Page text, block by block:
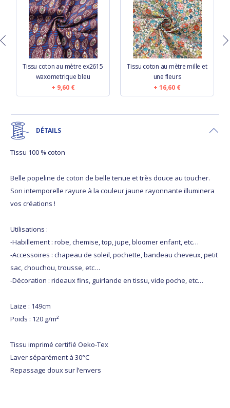
Tissu coton au mètre ex2615
waxometrique bleu
9,60 €
Tissu coton au mètre mille et
une fleurs
16,60 €
DÉTAILS
Tissu 100 % coton
Belle popeline de coton de belle tenue et très douce au toucher.
Son intemporelle rayure à la couleur jaune rayonnante illuminera
vos créations !
Utilisations :
-Habillement : robe, chemise, top, jupe, bloomer enfant, etc…
-Accessoires : chapeau de soleil, pochette, bandeau cheveux, petit
sac, chouchou, trousse, etc…
-Décoration : rideaux fins, guirlande en tissu, vide poche, etc…
Laize : 149cm
Poids : 120 g/m²
Tissu imprimé certifié Oeko-Tex
Laver séparément à 30°C
Repassage doux sur l’envers